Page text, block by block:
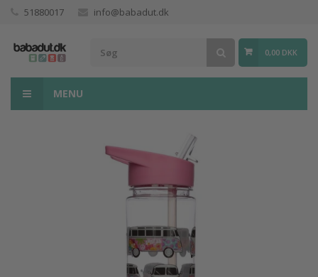
51880017 info@babadut.dk
0,00 DKK
MENU